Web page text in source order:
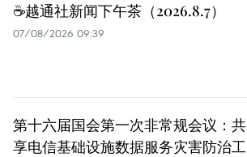
☕️越通社新闻下午茶（2026.8.7）
07/08/2026 09:39
第十六届国会第一次非常规会议：共
享电信基础设施数据服务灾害防治工